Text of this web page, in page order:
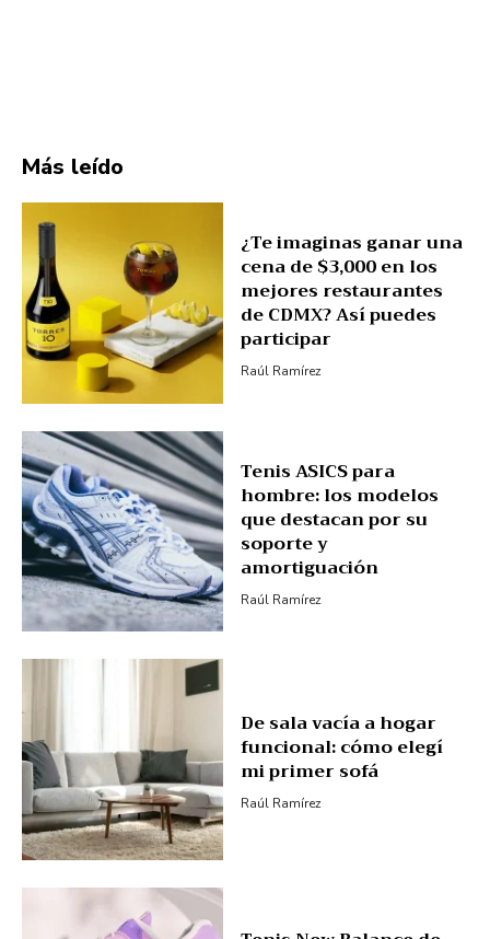
Más leído
¿Te imaginas ganar una
cena de $3,000 en los
mejores restaurantes
de CDMX? Así puedes
participar
Raúl Ramírez
Tenis ASICS para
hombre: los modelos
que destacan por su
soporte y
amortiguación
Raúl Ramírez
De sala vacía a hogar
funcional: cómo elegí
mi primer sofá
Raúl Ramírez